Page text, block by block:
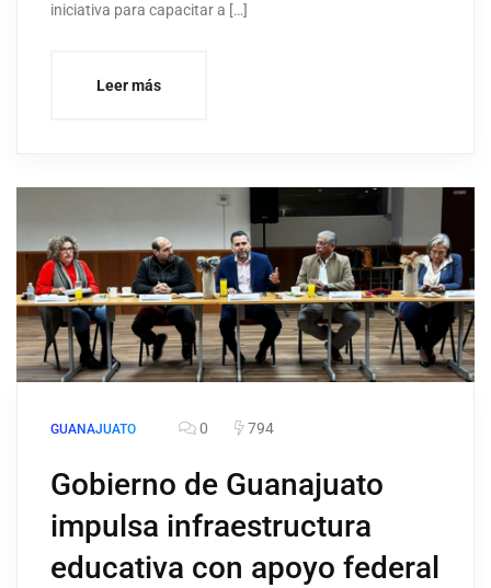
iniciativa para capacitar a […]
Leer más
GUANAJUATO 0 794
Gobierno de Guanajuato
impulsa infraestructura
educativa con apoyo federal